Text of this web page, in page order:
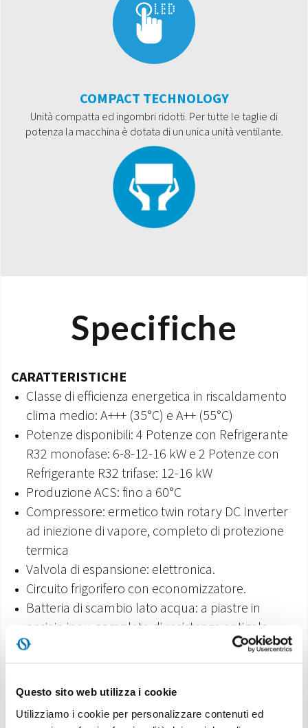
Questo sito web utilizza i cookie
Utilizziamo i cookie per personalizzare contenuti ed
COMPACT TECHNOLOGY
Unità compatta ed ingombri ridotti. Per tutte le taglie di
potenza la macchina è dotata di un unica unità ventilante.
Specifiche
CARATTERISTICHE
Classe di efficienza energetica in riscaldamento
clima medio: A+++ (35°C) e A++ (55°C)
Potenze disponibili: 4 Potenze con Refrigerante
R32 monofase: 6-8-12-16 kW e 2 Potenze con
Refrigerante R32 trifase: 12-16 kW
Produzione ACS: fino a 60°C
Compressore: ermetico twin rotary DC Inverter
ad iniezione di vapore, completo di protezione
termica
Valvola di espansione: elettronica.
Circuito frigorifero con economizzatore.
Batteria di scambio lato acqua: a piastre in
acciaio inox, completo di resistenza antigelo.
Batteria di scambio lato aria: a batteria alettata
con tubi di rame e alette in alluminio-
manganese con trattamento anticorrosione
idrofilico.